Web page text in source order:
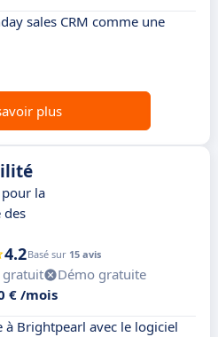
sales CRM comme une
plus
la
des
4.2Basé sur 15 avis
gratuit
Démo gratuite
€ /mois
à Brightpearl avec le logiciel